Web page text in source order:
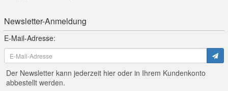
Newsletter-Anmeldung
E-Mail-Adresse:
Der Newsletter kann jederzeit hier oder in Ihrem Kundenkonto
abbestellt werden.